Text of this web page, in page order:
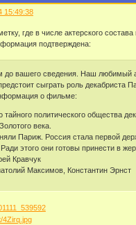
15:49:38
где в числе актерского
подтверждена:
до вашего сведения. Наш любимый
сыграть роль декабриста
о фильме:
тайного политического общества
века.
Париж. Россия стала первой
этого они готовы принести в
Кравчук
Максимов, Константин Эрнст